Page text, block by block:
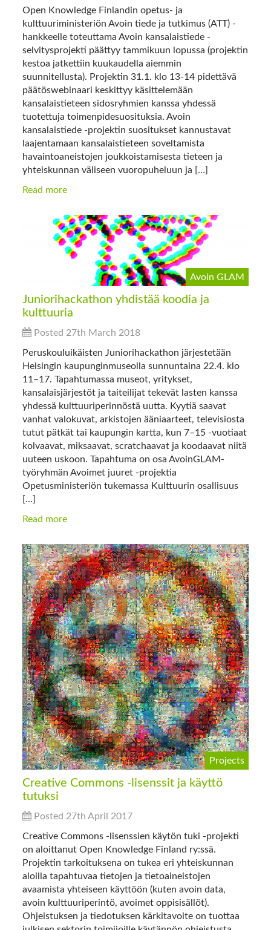
Open Knowledge Finlandin opetus- ja
kulttuuriministeriön Avoin tiede ja tutkimus (ATT) -
hankkeelle toteuttama Avoin kansalaistiede -
selvitysprojekti päättyy tammikuun lopussa (projektin
kestoa jatkettiin kuukaudella aiemmin
suunnitellusta). Projektin 31.1. klo 13-14 pidettävä
päätöswebinaari keskittyy käsittelemään
kansalaistieteen sidosryhmien kanssa yhdessä
tuotettuja toimenpidesuosituksia. Avoin
kansalaistiede -projektin suositukset kannustavat
laajentamaan kansalaistieteen soveltamista
havaintoaneistojen joukkoistamisesta tieteen ja
yhteiskunnan väliseen vuoropuheluun ja […]
Read more
Avoin GLAM
Juniorihackathon yhdistää koodia ja
kulttuuria
Posted 27th March 2018
Peruskouluikäisten Juniorihackathon järjestetään
Helsingin kaupunginmuseolla sunnuntaina 22.4. klo
11–17. Tapahtumassa museot, yritykset,
kansalaisjärjestöt ja taiteilijat tekevät lasten kanssa
yhdessä kulttuuriperinnöstä uutta. Kyytiä saavat
vanhat valokuvat, arkistojen ääniaarteet, televisiosta
tutut pätkät tai kaupungin kartta, kun 7–15 -vuotiaat
kolvaavat, miksaavat, scratchaavat ja koodaavat niitä
uuteen uskoon. Tapahtuma on osa AvoinGLAM-
työryhmän Avoimet juuret -projektia
Opetusministeriön tukemassa Kulttuurin osallisuus
[…]
Read more
Projects
Creative Commons -lisenssit ja käyttö
tutuksi
Posted 27th April 2017
Creative Commons -lisenssien käytön tuki -projekti
on aloittanut Open Knowledge Finland ry:ssä.
Projektin tarkoituksena on tukea eri yhteiskunnan
aloilla tapahtuvaa tietojen ja tietoaineistojen
avaamista yhteiseen käyttöön (kuten avoin data,
avoin kulttuuriperintö, avoimet oppisisällöt).
Ohjeistuksen ja tiedotuksen kärkitavoite on tuottaa